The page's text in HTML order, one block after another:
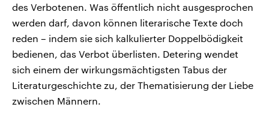
des Verbotenen. Was öffentlich nicht ausgesprochen
werden darf, davon können literarische Texte doch
reden – indem sie sich kalkulierter Doppelbödigkeit
bedienen, das Verbot überlisten. Detering wendet
sich einem der wirkungsmächtigsten Tabus der
Literaturgeschichte zu, der Thematisierung der Liebe
zwischen Männern.